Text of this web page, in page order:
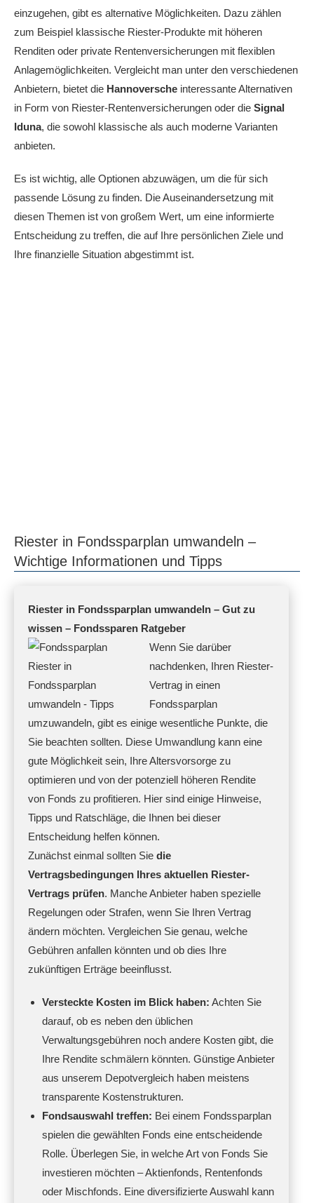
einzugehen, gibt es alternative Möglichkeiten. Dazu zählen
zum Beispiel klassische Riester-Produkte mit höheren
Renditen oder private Rentenversicherungen mit flexiblen
Anlagemöglichkeiten. Vergleicht man unter den verschiedenen
Anbietern, bietet die Hannoversche interessante Alternativen
in Form von Riester-Rentenversicherungen oder die Signal
Iduna, die sowohl klassische als auch moderne Varianten
anbieten.
Es ist wichtig, alle Optionen abzuwägen, um die für sich
passende Lösung zu finden. Die Auseinandersetzung mit
diesen Themen ist von großem Wert, um eine informierte
Entscheidung zu treffen, die auf Ihre persönlichen Ziele und
Ihre finanzielle Situation abgestimmt ist.
Riester in Fondssparplan umwandeln –
Wichtige Informationen und Tipps
Riester in Fondssparplan umwandeln – Gut zu
wissen – Fondssparen Ratgeber
Wenn Sie darüber
nachdenken, Ihren Riester-
Vertrag in einen
Fondssparplan
umzuwandeln, gibt es einige wesentliche Punkte, die
Sie beachten sollten. Diese Umwandlung kann eine
gute Möglichkeit sein, Ihre Altersvorsorge zu
optimieren und von der potenziell höheren Rendite
von Fonds zu profitieren. Hier sind einige Hinweise,
Tipps und Ratschläge, die Ihnen bei dieser
Entscheidung helfen können.
Zunächst einmal sollten Sie die
Vertragsbedingungen Ihres aktuellen Riester-
Vertrags prüfen. Manche Anbieter haben spezielle
Regelungen oder Strafen, wenn Sie Ihren Vertrag
ändern möchten. Vergleichen Sie genau, welche
Gebühren anfallen könnten und ob dies Ihre
zukünftigen Erträge beeinflusst.
Versteckte Kosten im Blick haben: Achten Sie
darauf, ob es neben den üblichen
Verwaltungsgebühren noch andere Kosten gibt, die
Ihre Rendite schmälern könnten. Günstige Anbieter
aus unserem Depotvergleich haben meistens
transparente Kostenstrukturen.
Fondsauswahl treffen: Bei einem Fondssparplan
spielen die gewählten Fonds eine entscheidende
Rolle. Überlegen Sie, in welche Art von Fonds Sie
investieren möchten – Aktienfonds, Rentenfonds
oder Mischfonds. Eine diversifizierte Auswahl kann